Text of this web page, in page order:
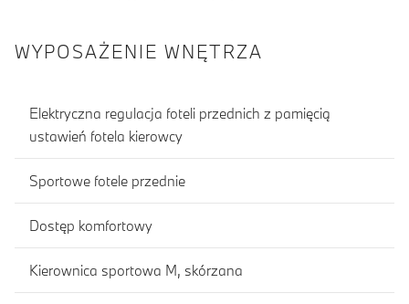
WYPOSAŻENIE WNĘTRZA
Elektryczna regulacja foteli przednich z pamięcią
ustawień fotela kierowcy
Sportowe fotele przednie
Dostęp komfortowy
Kierownica sportowa M, skórzana